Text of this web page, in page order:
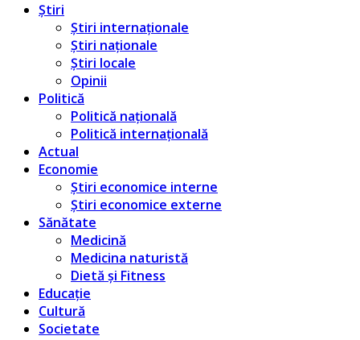
Știri
Știri internaționale
Știri naționale
Știri locale
Opinii
Politică
Politică națională
Politică internațională
Actual
Economie
Știri economice interne
Știri economice externe
Sănătate
Medicină
Medicina naturistă
Dietă și Fitness
Educație
Cultură
Societate